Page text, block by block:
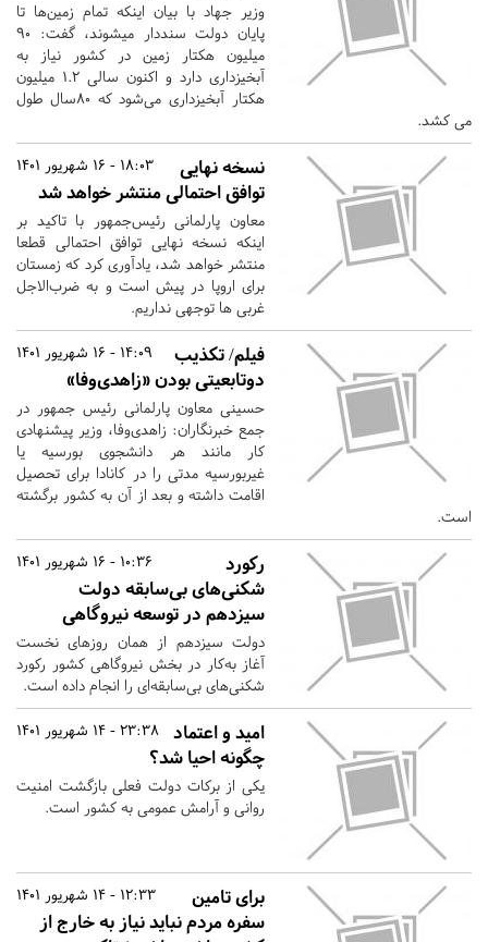
وزیر جهاد با بیان اینکه تمام زمین‌ها تا
پایان دولت سنددار میشوند، گفت: ۹۰
میلیون هکتار زمین در کشور نیاز به
آبخیزداری دارد و اکنون سالی ۱.۲ میلیون
هکتار آبخیزداری می‌شود که ۸۰سال طول
می کشد.
18:03 - 16 شهریور 1401
نسخه نهایی
توافق احتمالی منتشر خواهد شد
معاون پارلمانی رئیس‌جمهور با تاکید بر
اینکه نسخه نهایی توافق احتمالی قطعا
منتشر خواهد شد، یادآوری کرد که زمستان
برای اروپا در پیش است و به ضرب‌الاجل
غربی ها توجهی نداریم.
14:09 - 16 شهریور 1401
فیلم/ تکذیب
دوتابعیتی بودن «زاهدی‌وفا»
حسینی معاون پارلمانی رئیس جمهور در
جمع خبرنگاران: زاهدی‌وفا، وزیر پیشنهادی
کار مانند هر دانشجوی بورسیه یا
غیربورسیه مدتی را در کانادا برای تحصیل
اقامت داشته و بعد از آن به کشور برگشته
است.
10:36 - 16 شهریور 1401
رکورد
شکنی‌های بی‌سابقه دولت
سیزدهم در توسعه نیروگاهی
دولت سیزدهم از همان روزهای نخست
آغاز به‌کار در بخش نیروگاهی کشور رکورد
شکنی‌های بی‌سابقه‌ای را انجام داده است.
23:38 - 14 شهریور 1401
امید و اعتماد
چگونه احیا شد؟
یکی از برکات دولت فعلی بازگشت امنیت
روانی و آرامش عمومی به کشور است.
12:33 - 14 شهریور 1401
برای تامین
سفره مردم نباید نیاز به خارج از